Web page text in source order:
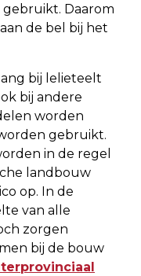
Daarom
de bel bij het
bij lelieteelt
bij andere
worden
gebruikt.
in de regel
landbouw
op. In de
van alle
zorgen
bij de bouw